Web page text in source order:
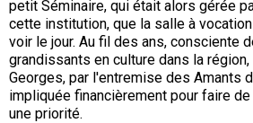
petit Séminaire, qui était alors gérée
cette institution, que la salle à
voir le jour. Au fil des ans, consciente
grandissants en culture dans la
Georges, par l'entremise des Amants
impliquée financièrement pour faire
une priorité.